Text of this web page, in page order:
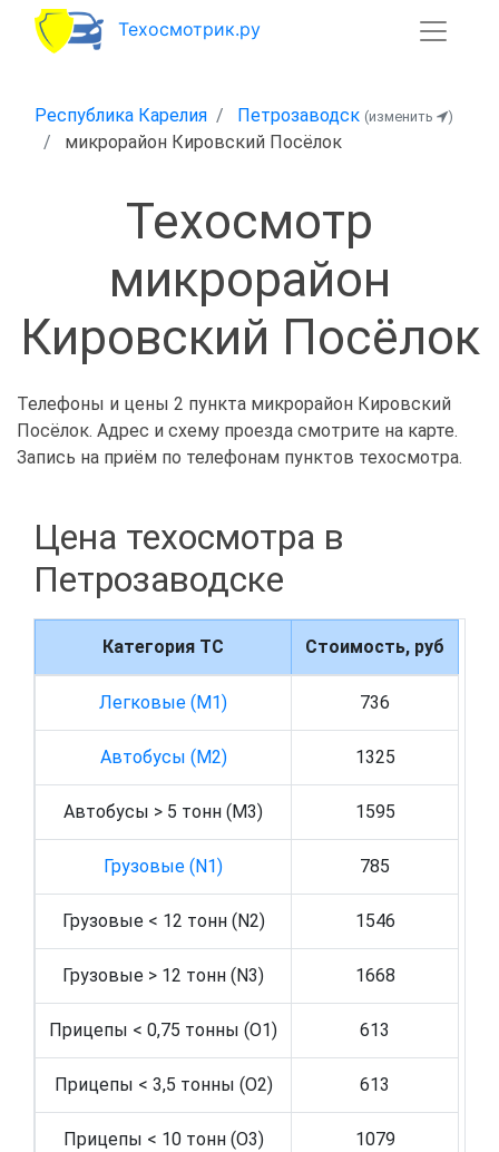
Техосмотрик.ру
Республика Карелия Петрозаводск (изменить )
микрорайон Кировский Посёлок
Техосмотр
микрорайон
Кировский Посёлок
Телефоны и цены 2 пункта микрорайон Кировский
Посёлок. Адрес и схему проезда смотрите на карте.
Запись на приём по телефонам пунктов техосмотра.
Цена техосмотра в
Петрозаводске
Категория ТС Стоимость, руб
Легковые (M1) 736
Автобусы (M2) 1325
Автобусы > 5 тонн (M3) 1595
Грузовые (N1) 785
Грузовые < 12 тонн (N2) 1546
Грузовые > 12 тонн (N3) 1668
Прицепы < 0,75 тонны (O1) 613
Прицепы < 3,5 тонны (O2) 613
Прицепы < 10 тонн (O3) 1079